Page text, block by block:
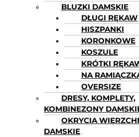
BLUZKI DAMSKIE
DŁUGI RĘKAW
HISZPANKI
KORONKOWE
KOSZULE
KRÓTKI
NA
OVERSIZE
DRESY, KOMPLETY,
KOMBINEZONY
OKRYCIA
DAMSKIE